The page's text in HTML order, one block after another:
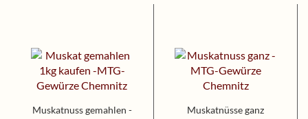
Muskatnuss gemahlen -
Muskatnüsse ganz